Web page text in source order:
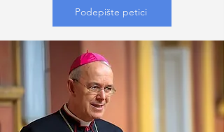
Podepište petici